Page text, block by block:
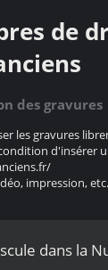
de
des gravures
les gravures
d'insérer
impression,
dans la